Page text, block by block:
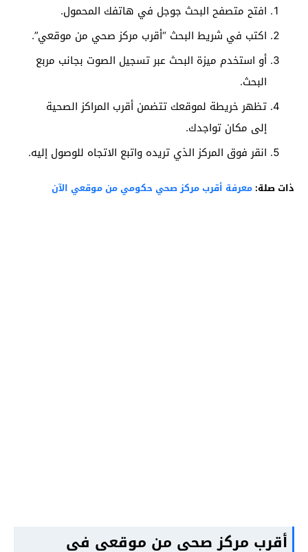
افتح متصفح البحث جوجل في هاتفك المحمول.
اكتب في شريط البحث “أقرب مركز صحي من موقعي”.
أو استخدم ميزة البحث عبر تسجيل الصوت بجانب مربع
البحث.
تظهر خريطة لموقعك تتضمن أقرب المراكز الصحية
إلى مكان تواجدك.
انقر فوق المركز الذي تريده واتبع الاتجاه للوصول إليه.
ذات صلة: معرفة أقرب مركز صحي حكومي من موقعي الآن
أقرب مركز صحي من موقعي في